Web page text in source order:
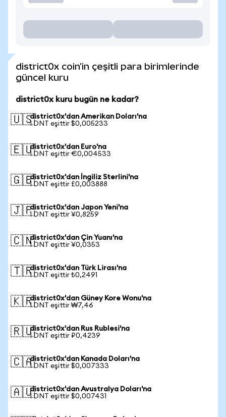
district0x coin'in çeşitli para birimlerinde
güncel kuru
district0x kuru bugün ne kadar?
🇺🇸district0x'dan Amerikan Doları'na
1 DNT eşittir $0,005233
🇪🇺district0x'dan Euro'na
1 DNT eşittir €0,004533
🇬🇧district0x'dan İngiliz Sterlini'na
1 DNT eşittir £0,003888
🇯🇵district0x'dan Japon Yeni'na
1 DNT eşittir ¥0,8259
🇨🇳district0x'dan Çin Yuanı'na
1 DNT eşittir ¥0,0353
🇹🇷district0x'dan Türk Lirası'na
1 DNT eşittir ₺0,2491
🇰🇷district0x'dan Güney Kore Wonu'na
1 DNT eşittir ₩7,46
🇷🇺district0x'dan Rus Rublesi'na
1 DNT eşittir ₽0,4239
🇨🇦district0x'dan Kanada Doları'na
1 DNT eşittir $0,007333
🇦🇺district0x'dan Avustralya Doları'na
1 DNT eşittir $0,007431